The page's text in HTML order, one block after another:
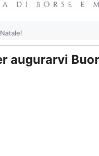
augurarvi